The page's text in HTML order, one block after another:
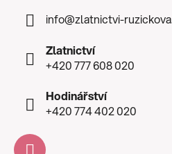
info@zlatnictvi-
Zlatnictví
+420 777 608 020
Hodinářství
+420 774 402 020